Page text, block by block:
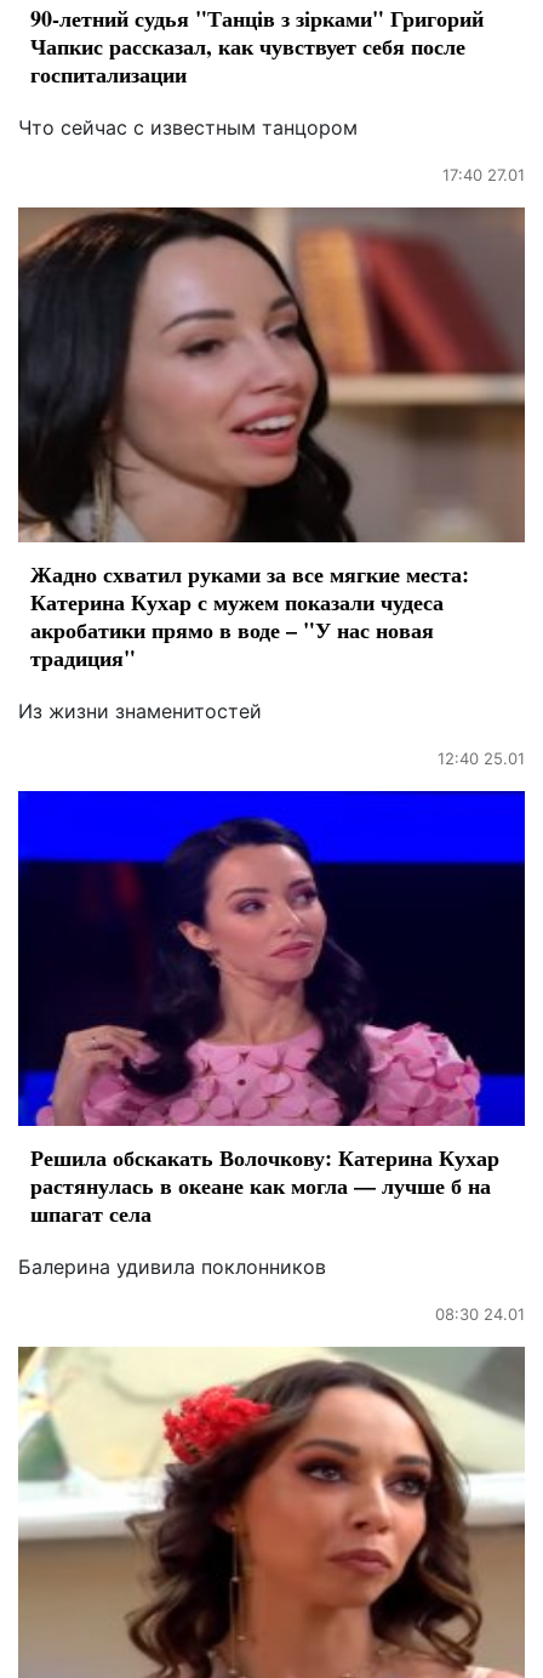
90-летний судья "Танців з зірками" Григорий
Чапкис рассказал, как чувствует себя после
госпитализации
Что сейчас с известным танцором
17:40 27.01
Жадно схватил руками за все мягкие места:
Катерина Кухар с мужем показали чудеса
акробатики прямо в воде – "У нас новая
традиция"
Из жизни знаменитостей
12:40 25.01
Решила обскакать Волочкову: Катерина Кухар
растянулась в океане как могла — лучше б на
шпагат села
Балерина удивила поклонников
08:30 24.01